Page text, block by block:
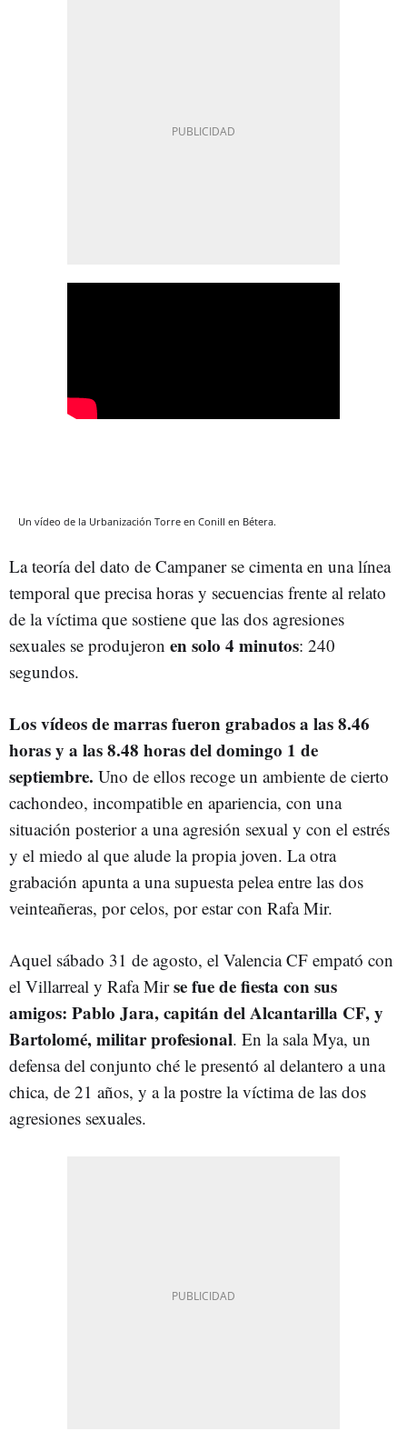
Un vídeo de la Urbanización Torre en Conill en Bétera.
La teoría del dato de Campaner se cimenta en una línea
temporal que precisa horas y secuencias frente al relato
de la víctima que sostiene que las dos agresiones
sexuales se produjeron en solo 4 minutos: 240
segundos.
Los vídeos de marras fueron grabados a las 8.46
horas y a las 8.48 horas del domingo 1 de
septiembre. Uno de ellos recoge un ambiente de cierto
cachondeo, incompatible en apariencia, con una
situación posterior a una agresión sexual y con el estrés
y el miedo al que alude la propia joven. La otra
grabación apunta a una supuesta pelea entre las dos
veinteañeras, por celos, por estar con Rafa Mir.
Aquel sábado 31 de agosto, el Valencia CF empató con
el Villarreal y Rafa Mirse fue de fiesta con sus
amigos: Pablo Jara, capitán del Alcantarilla CF, y
Bartolomé, militar profesional. En la sala Mya, un
defensa del conjunto ché le presentó al delantero a una
chica, de 21 años, y a la postre la víctima de las dos
agresiones sexuales.